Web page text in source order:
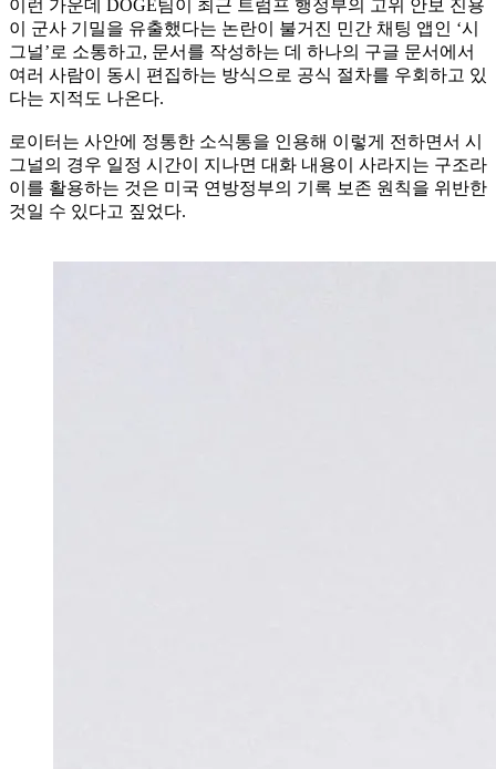
이런 가운데 DOGE팀이 최근 트럼프 행정부의 고위 안보 진용
이 군사 기밀을 유출했다는 논란이 불거진 민간 채팅 앱인 ‘시
그널’로 소통하고, 문서를 작성하는 데 하나의 구글 문서에서
여러 사람이 동시 편집하는 방식으로 공식 절차를 우회하고 있
다는 지적도 나온다.
로이터는 사안에 정통한 소식통을 인용해 이렇게 전하면서 시
그널의 경우 일정 시간이 지나면 대화 내용이 사라지는 구조라
이를 활용하는 것은 미국 연방정부의 기록 보존 원칙을 위반한
것일 수 있다고 짚었다.